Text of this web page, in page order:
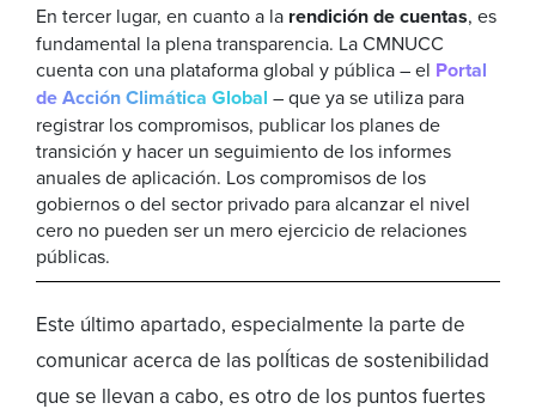
En tercer lugar, en cuanto a la rendición de cuentas, es
fundamental la plena transparencia. La CMNUCC
cuenta con una plataforma global y pública – el Portal
de Acción Climática Global – que ya se utiliza para
registrar los compromisos, publicar los planes de
transición y hacer un seguimiento de los informes
anuales de aplicación. Los compromisos de los
gobiernos o del sector privado para alcanzar el nivel
cero no pueden ser un mero ejercicio de relaciones
públicas.
Este último apartado, especialmente la parte de
comunicar acerca de las polÍticas de sostenibilidad
que se llevan a cabo, es otro de los puntos fuertes